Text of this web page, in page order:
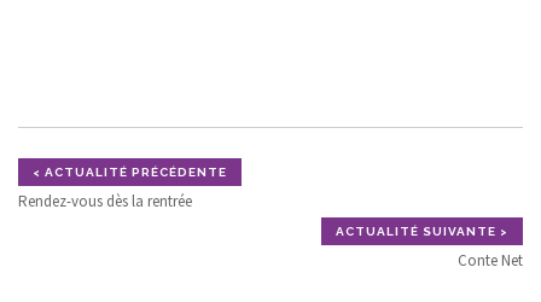
< ACTUALITÉ PRÉCÉDENTE
Rendez-vous dès la rentrée
ACTUALITÉ SUIVANTE >
Conte Net